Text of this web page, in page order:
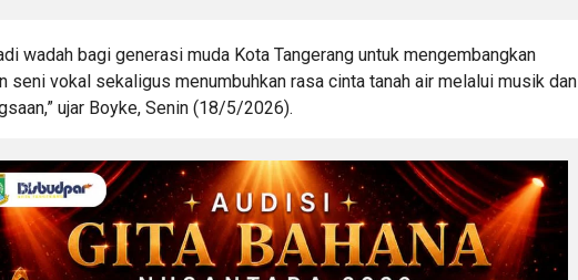
wadah bagi generasi muda Kota Tangerang untuk mengembangkan
seni vokal sekaligus menumbuhkan rasa cinta tanah air melalui musik dan
ujar Boyke, Senin (18/5/2026).